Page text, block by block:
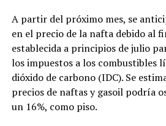
A partir del próximo mes, se
en el precio de la nafta debido al
establecida a principios de julio
los impuestos a los combustibles
dióxido de carbono (IDC). Se
precios de naftas y gasoil podría
un 16%, como piso.